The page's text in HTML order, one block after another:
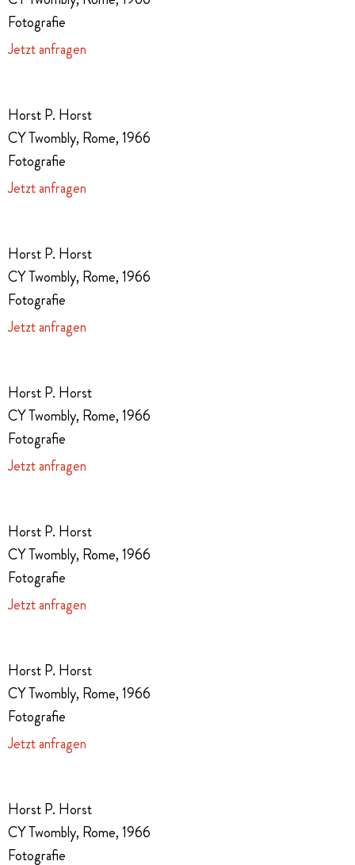
Fotografie
Jetzt anfragen
Horst P. Horst
CY Twombly, Rome, 1966
Fotografie
Jetzt anfragen
Horst P. Horst
CY Twombly, Rome, 1966
Fotografie
Jetzt anfragen
Horst P. Horst
CY Twombly, Rome, 1966
Fotografie
Jetzt anfragen
Horst P. Horst
CY Twombly, Rome, 1966
Fotografie
Jetzt anfragen
Horst P. Horst
CY Twombly, Rome, 1966
Fotografie
Jetzt anfragen
Horst P. Horst
CY Twombly, Rome, 1966
Fotografie